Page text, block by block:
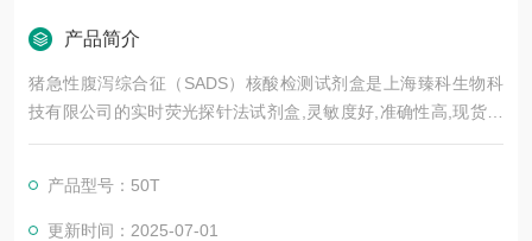
产品简介
猪急性腹泻综合征（SADS）核酸检测试剂盒是上海臻科生物科
技有限公司的实时荧光探针法试剂盒,灵敏度好,准确性高,现货供
应,欢迎广大新老客户前来选购。
产品型号：50T
更新时间：2025-07-01